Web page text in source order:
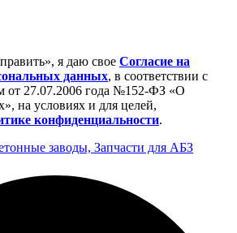
я даю свое Cогласие на
данных, в соответствии с
от 27.07.2006 года №152-ФЗ «О
на условиях и для целей,
конфиденциальности.